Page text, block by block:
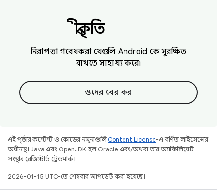
স্বীকৃতি
নিরাপত্তা গবেষকরা যেগুলি Android কে সুরক্ষিত
রাখতে সাহায্য করে৷
ওদের বের কর
এই পৃষ্ঠার কন্টেন্ট ও কোডের নমুনাগুলিContent License-এ বর্ণিত লাইসেন্সের
অধীনস্থ। Java এবং OpenJDK হল Oracle এবং/অথবা তার অ্যাফিলিয়েট
সংস্থার রেজিস্টার্ড ট্রেডমার্ক।
2026-01-15 UTC-তে শেষবার আপডেট করা হয়েছে।